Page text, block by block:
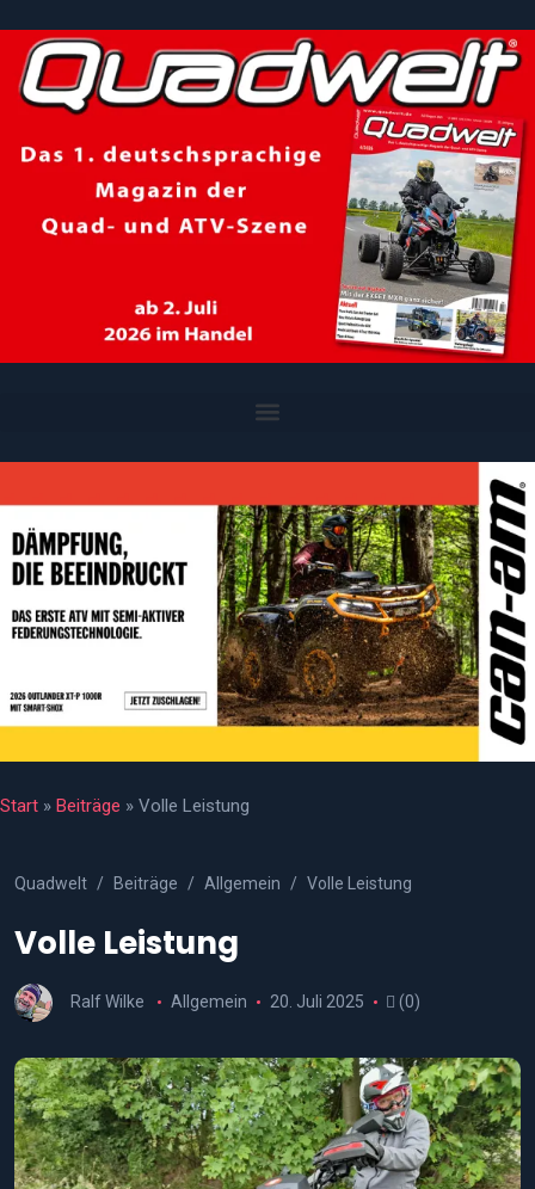
Start » Beiträge » Volle Leistung
Quadwelt Beiträge Allgemein Volle Leistung
Volle Leistung
Ralf Wilke Allgemein 20. Juli 2025 (0)